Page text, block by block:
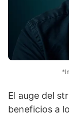
El auge del
beneficios a